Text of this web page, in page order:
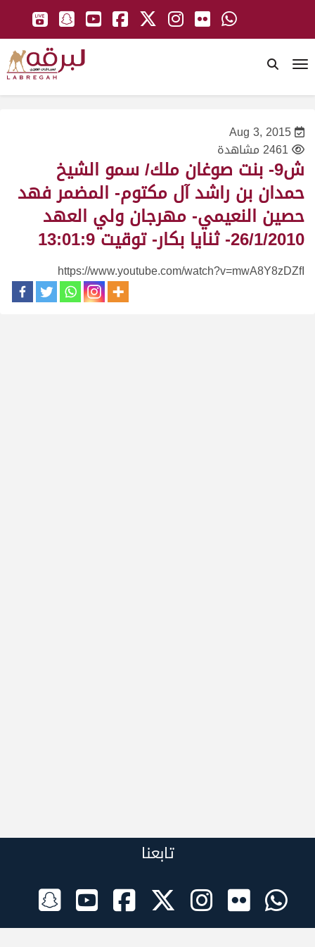
Aug 3, 2015
2461 مشاهدة
ش9- بنت صوغان ملك/ سمو الشيخ
حمدان بن راشد آل مكتوم- المضمر فهد
حصين النعيمي- مهرجان ولي العهد
26/1/2010- ثنايا بكار- توقيت 13:01:9
https://www.youtube.com/watch?v=mwA8Y8zDZfI
تابعنا